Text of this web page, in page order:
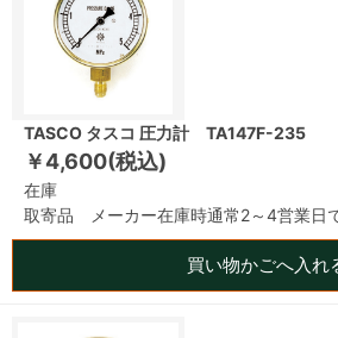
TASCO タスコ 圧力計 TA147F-235
￥4,600(税込)
在庫
取寄品 メーカー在庫時通常2～4営業日
買い物かごへ入れ